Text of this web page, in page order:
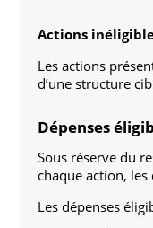
Actions
Les actions
d’une structure
Dépenses
Sous réserve du
chaque action,
Les dépenses